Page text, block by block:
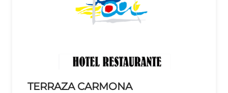
TERRAZA CARMONA